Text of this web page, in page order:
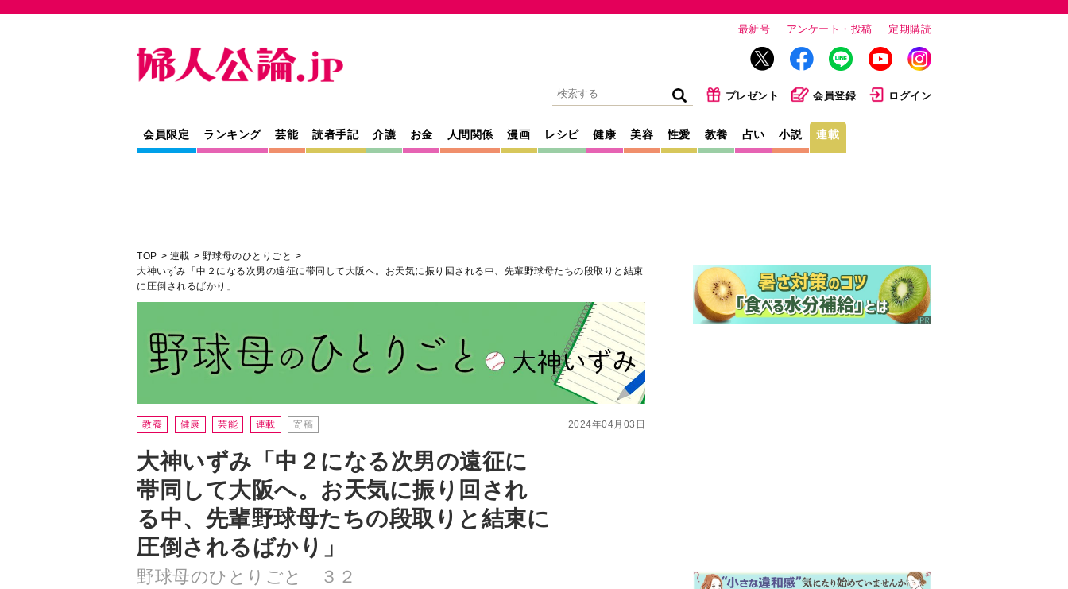
最新号 アンケート・投稿 定期購読
プレゼント 会員登録 ログイン
会員限定 ランキング 芸能 読者手記 介護 お金 人間関係 漫画 レシピ 健康 美容 性愛 教養 占い 小説 連載
2024年04月03日
教養 健康 芸能 連載 寄稿
帯同して大阪へ。お天気に振り回され
る中、先輩野球母たちの段取りと結束に
圧倒されるばかり」
野球母のひとりごと ３２
大神いずみ フリーアナウンサー、タレント
2
予告。心を許しあう咲子と樹